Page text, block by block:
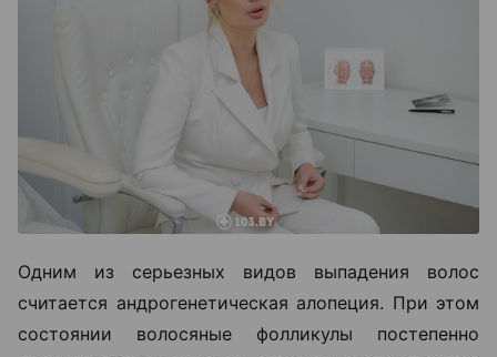
Одним из серьезных видов выпадения волос
считается андрогенетическая алопеция. При этом
состоянии волосяные фолликулы постепенно